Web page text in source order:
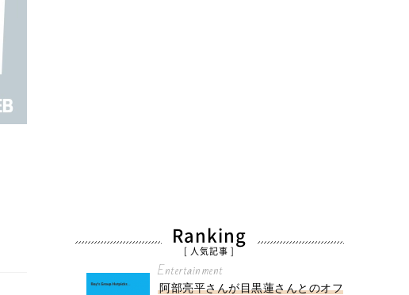
Ranking
[ 人気記事 ]
Entertainment
阿部亮平さんが目黒蓮さんとのオフ